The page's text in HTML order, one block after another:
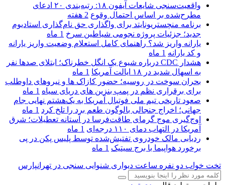
واقعیت‌سنجی شایعات آیفون ۱۸: رتبه‌بندی ۲۰ ادعای
مطرح‌شده بر اساس احتمال وقوع 2 هفته
برنامه منچستریونایتد برای واگذاری حق نام‌گذاری استادیوم
جدید؛ جزئیات پروژه نجومی شیاطین سرخ 1 ماه
یارانه واریز شد؟ راهنمای کامل استعلام وضعیت واریز یارانه
و کد یارانه 1 ماه
هشدار CDC درباره شیوع یک انگل خطرناک؛ ابتلای صدها نفر
به اسهال شدید در ۱۸ ایالت آمریکا
1 ماه
بحران سوخت در روسیه؛ حضور کازاک‌ ها و نیروهای داوطلب
برای برقراری نظم در پمپ بنزین‌ های دریای سیاه 1 ماه
صعود تاریخی تیم ملی فوتبال آمریکا به یک‌هشتم نهایی جام
جهانی؛ اخراج جنجالی بالوگون طعم برد را تلخ کرد 1 ماه
اوج‌گیری موج گرمای طاقت‌فرسا در آستانه تعطیلات؛ شرق
آمریکا در التهاب دمای ۱۱۰ درجه‌ای
1 ماه
ردیابی مالک خودروی تفتیش‌شده توسط پلیس پکن در پی
برخورد هواپیما با برج سیتیک 1 ماه
تخت خواب دو نفره ساعت دیواری شنوایی سنجی در تهرانپارس